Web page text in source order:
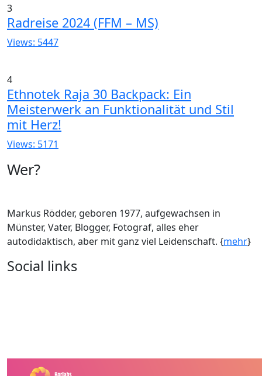
3
Radreise 2024 (FFM – MS)
Views: 5447
4
Ethnotek Raja 30 Backpack: Ein
Meisterwerk an Funktionalität und Stil
mit Herz!
Views: 5171
Wer?
Markus Rödder, geboren 1977, aufgewachsen in
Münster, Vater, Blogger, Fotograf, alles eher
autodidaktisch, aber mit ganz viel Leidenschaft. {mehr}
Social links